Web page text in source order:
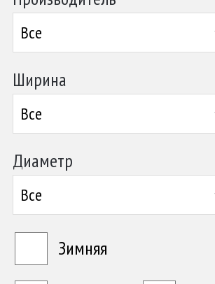
Все
Ширина
Все
Диаметр
Все
Зимняя